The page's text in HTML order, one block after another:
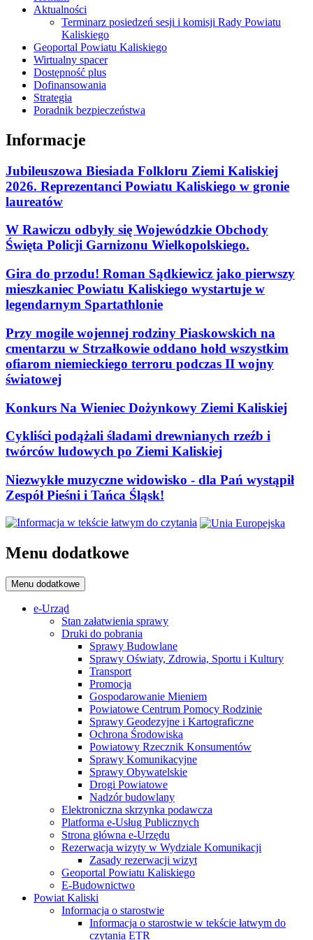
Aktualności
Terminarz posiedzeń sesji i komisji Rady Powiatu
Kaliskiego
Geoportal Powiatu Kaliskiego
Wirtualny spacer
Dostępność plus
Dofinansowania
Strategia
Poradnik bezpieczeństwa
Informacje
Jubileuszowa Biesiada Folkloru Ziemi Kaliskiej
2026. Reprezentanci Powiatu Kaliskiego w gronie
laureatów
W Rawiczu odbyły się Wojewódzkie Obchody
Święta Policji Garnizonu Wielkopolskiego.
Gira do przodu! Roman Sądkiewicz jako pierwszy
mieszkaniec Powiatu Kaliskiego wystartuje w
legendarnym Spartathlonie
Przy mogile wojennej rodziny Piaskowskich na
cmentarzu w Strzałkowie oddano hołd wszystkim
ofiarom niemieckiego terroru podczas II wojny
światowej
Konkurs Na Wieniec Dożynkowy Ziemi Kaliskiej
Cykliści podążali śladami drewnianych rzeźb i
twórców ludowych po Ziemi Kaliskiej
Niezwykłe muzyczne widowisko - dla Pań wystąpił
Zespół Pieśni i Tańca Śląsk!
Menu dodatkowe
Menu dodatkowe
e-Urząd
Stan załatwienia sprawy
Druki do pobrania
Sprawy Budowlane
Sprawy Oświaty, Zdrowia, Sportu i Kultury
Transport
Promocja
Gospodarowanie Mieniem
Powiatowe Centrum Pomocy Rodzinie
Sprawy Geodezyjne i Kartograficzne
Ochrona Środowiska
Powiatowy Rzecznik Konsumentów
Sprawy Komunikacyjne
Sprawy Obywatelskie
Drogi Powiatowe
Nadzór budowlany
Elektroniczna skrzynka podawcza
Platforma e-Usług Publicznych
Strona główna e-Urzędu
Rezerwacja wizyty w Wydziale Komunikacji
Zasady rezerwacji wizyt
Geoportal Powiatu Kaliskiego
E-Budownictwo
Powiat Kaliski
Informacja o starostwie
Informacja o starostwie w tekście łatwym do
czytania ETR